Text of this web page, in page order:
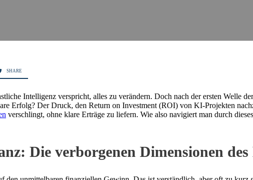
SHARE
Intelligenz verspricht, alles zu verändern. Doch nach der ersten Welle
Erfolg? Der Druck, den Return on Investment (ROI) von KI-Projekten
verschlingt, ohne klare Erträge zu liefern. Wie also navigiert man durch
Die verborgenen Dimensionen